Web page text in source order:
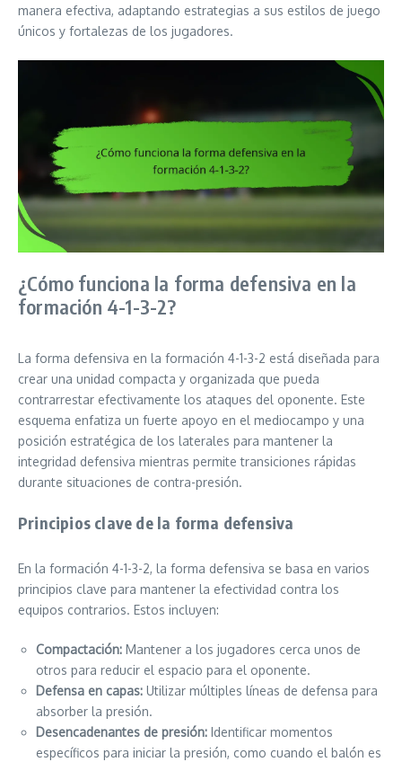
manera efectiva, adaptando estrategias a sus estilos de juego
únicos y fortalezas de los jugadores.
¿Cómo funciona la forma defensiva en la
formación 4-1-3-2?
La forma defensiva en la formación 4-1-3-2 está diseñada para
crear una unidad compacta y organizada que pueda
contrarrestar efectivamente los ataques del oponente. Este
esquema enfatiza un fuerte apoyo en el mediocampo y una
posición estratégica de los laterales para mantener la
integridad defensiva mientras permite transiciones rápidas
durante situaciones de contra-presión.
Principios clave de la forma defensiva
En la formación 4-1-3-2, la forma defensiva se basa en varios
principios clave para mantener la efectividad contra los
equipos contrarios. Estos incluyen:
Compactación: Mantener a los jugadores cerca unos de
otros para reducir el espacio para el oponente.
Defensa en capas: Utilizar múltiples líneas de defensa para
absorber la presión.
Desencadenantes de presión: Identificar momentos
específicos para iniciar la presión, como cuando el balón es